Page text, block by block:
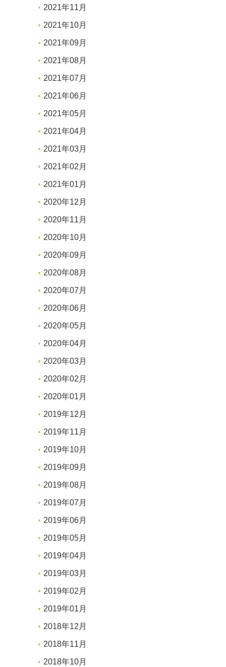
2021年11月
2021年10月
2021年09月
2021年08月
2021年07月
2021年06月
2021年05月
2021年04月
2021年03月
2021年02月
2021年01月
2020年12月
2020年11月
2020年10月
2020年09月
2020年08月
2020年07月
2020年06月
2020年05月
2020年04月
2020年03月
2020年02月
2020年01月
2019年12月
2019年11月
2019年10月
2019年09月
2019年08月
2019年07月
2019年06月
2019年05月
2019年04月
2019年03月
2019年02月
2019年01月
2018年12月
2018年11月
2018年10月